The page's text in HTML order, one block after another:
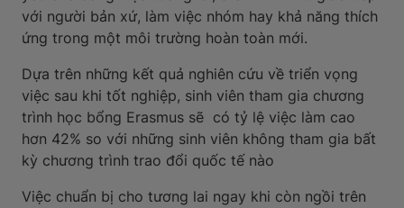
với người bản xứ, làm việc nhóm hay khả năng thích
ứng trong một môi trường hoàn toàn mới.
Dựa trên những kết quả nghiên cứu về triển vọng
việc sau khi tốt nghiệp, sinh viên tham gia chương
trình học bổng Erasmus sẽ có tỷ lệ việc làm cao
hơn 42% so với những sinh viên không tham gia bất
kỳ chương trình trao đổi quốc tế nào
Việc chuẩn bị cho tương lai ngay khi còn ngồi trên